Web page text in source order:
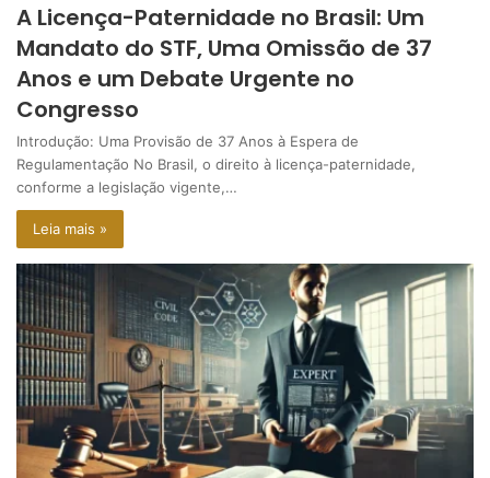
A Licença-Paternidade no Brasil: Um
Mandato do STF, Uma Omissão de 37
Anos e um Debate Urgente no
Congresso
Introdução: Uma Provisão de 37 Anos à Espera de
Regulamentação No Brasil, o direito à licença-paternidade,
conforme a legislação vigente,…
Leia mais »